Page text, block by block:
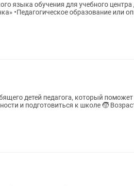
языка обучения для учебного центра
опыт
детей педагога, который
к школе 🧒 Возраст детей: